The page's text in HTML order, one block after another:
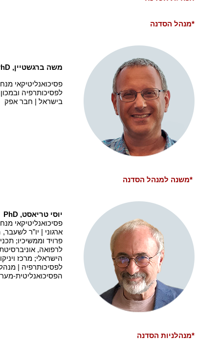
*מנהל הסדנה
משה ברגשטיין,
פסיכואנליטיקאי
לפסיכותרפיה
בישראל | חבר אפק
*משנה למנהל הסדנה
יוסי טריאסט, PhD
פסיכואנליטיקאי
ארגוני | יו”ר
פרויד וממשיכיו;
לרפואה,
הישראלי; מרכז
לפסיכותרפיה |
הפסיכואנליטית-
*מנהלניות הסדנה